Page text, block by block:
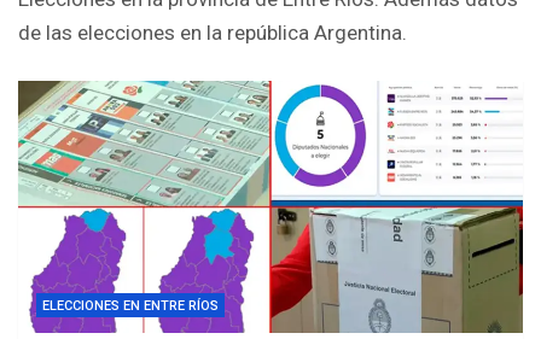
de las elecciones en la república Argentina.
ELECCIONES EN ENTRE RÍOS